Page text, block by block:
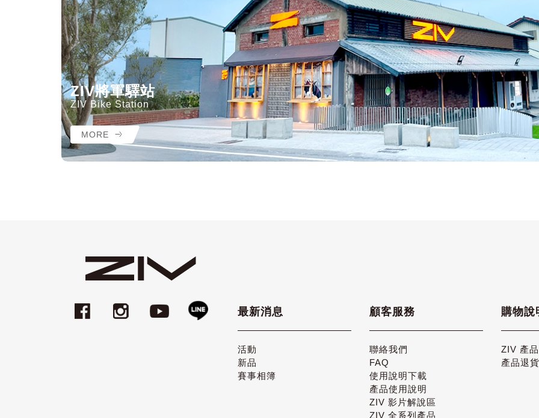
ZIV將軍驛站
ZIV Bike Station
MORE
最新消息
活動
新品
賽事相簿
顧客服務
聯絡我們
FAQ
使用說明下載
產品使用說明
ZIV 影片解說區
ZIV 全系列產品
購物說
ZIV 產
產品退